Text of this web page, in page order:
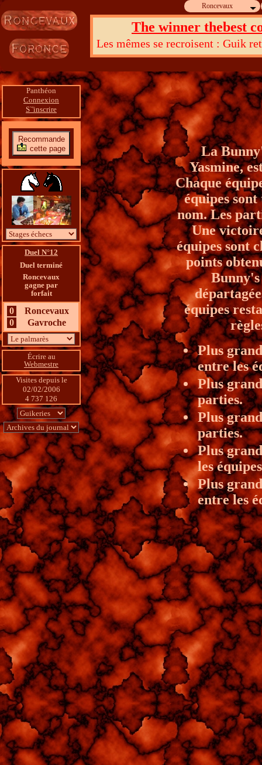
Roncevaux
The winner thebest
Les mêmes se recroisent : Guik
Panthéon
Connexion
S`'inscrire
Recommande
cette page
Duel N°12
Duel terminé
Roncevaux
gagne par
forfait
0
Roncevaux
0
Gavroche
Écrire au
Webmestre
Visites depuis le
02/02/2006
4 737 126
La
Yasmine,
Chaque
équipes
nom. Les
Une
équipes sont
points
Bunny's
équipes
Plus
entre les
Plus
parties.
Plus
parties.
Plus
les
Plus
entre les